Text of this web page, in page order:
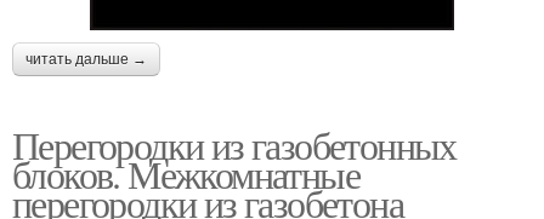
читать дальше →
Перегородки из газобетонных
блоков. Межкомнатные
перегородки из газобетона